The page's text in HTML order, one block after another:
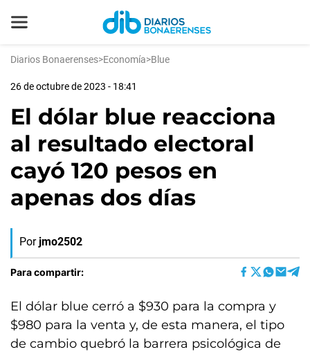
Diarios Bonaerenses>Economía>Blue
26 de octubre de 2023 - 18:41
El dólar blue reacciona
al resultado electoral
cayó 120 pesos en
apenas dos días
Por jmo2502
Para compartir:
El dólar blue cerró a $930 para la compra y
$980 para la venta y, de esta manera, el tipo
de cambio quebró la barrera psicológica de